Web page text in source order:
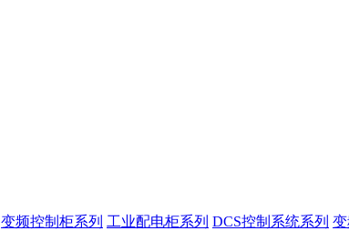
变频控制柜系列 工业配电柜系列 DCS控制系统系列